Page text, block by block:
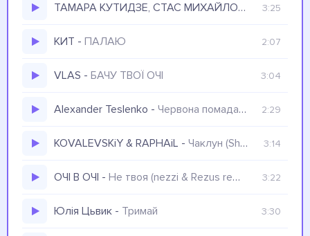
ТАМАРА КУТИДЗЕ, СТАС МИХАЙЛОВ- Звезда с
3:25
КИТ - ПАЛАЮ 2:07
VLAS - БАЧУ ТВОЇ ОЧІ 3:04
Alexander Teslenko - Червона помада (MORPHINE Remix) Червона помада, сукня колір яду 2:29
KOVALEVSKiY & RAPHAiL - Чаклун (Shad0w Remix) Він зачаклує її поглядом, він зачаклує своїм холодом 3:14
ОЧІ В ОЧІ - Не твоя (nezzi & Rezus remix) Більше не твоя й не буду ніколи 3:22
Юлія Цьвик - Тримай 3:30